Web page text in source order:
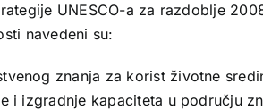
UNESCO-a za razdoblje
navedeni su:
znanja za korist životne
i izgradnje kapaciteta u području